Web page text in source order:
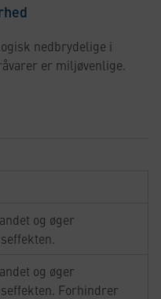
nedbrydelige i
er miljøvenlige.
og øger
og øger
Forhindrer